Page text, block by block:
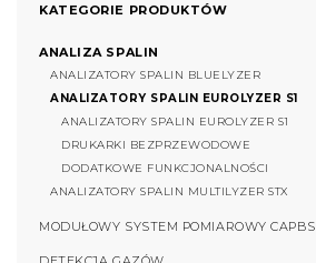
KATEGORIE PRODUKTÓW
ANALIZA SPALIN
ANALIZATORY SPALIN BLUELYZER
ANALIZATORY SPALIN EUROLYZER S1
ANALIZATORY SPALIN EUROLYZER S1
DRUKARKI BEZPRZEWODOWE
DODATKOWE FUNKCJONALNOŚCI
ANALIZATORY SPALIN MULTILYZER STX
MODUŁOWY SYSTEM POMIAROWY CAPBS